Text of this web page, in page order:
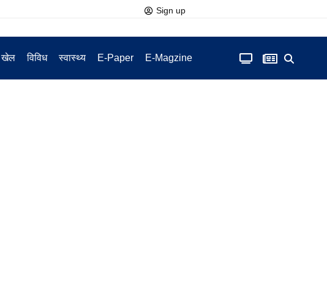
Sign up
खेल विविध स्वास्थ्य E-Paper E-Magzine